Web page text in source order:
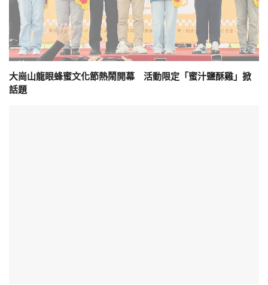
大崗山龍眼蜂蜜文化節熱鬧開幕 活動限定「蜜汁鹽酥雞」掀
話題